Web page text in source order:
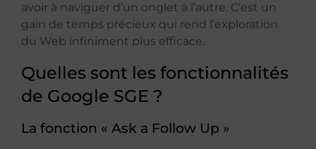
avoir à naviguer d’un onglet à l’autre. C’est un
gain de temps précieux qui rend l’exploration
du Web infiniment plus efficace.
Quelles sont les fonctionnalités
de Google SGE ?
La fonction « Ask a Follow Up »